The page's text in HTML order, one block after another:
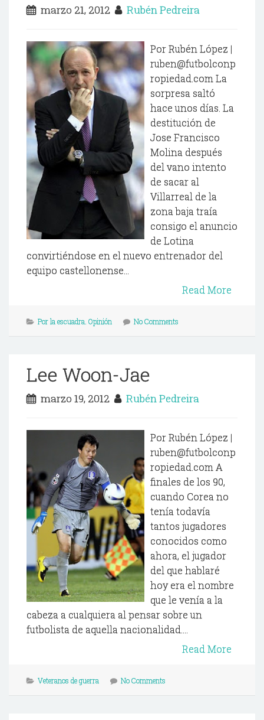
marzo 21, 2012 Rubén Pedreira
Por Rubén López |
ruben@futbolconp
ropiedad.com La
sorpresa saltó
hace unos días. La
destitución de
Jose Francisco
Molina después
del vano intento
de sacar al
Villarreal de la
zona baja traía
consigo el anuncio
de Lotina
convirtiéndose en el nuevo entrenador del
equipo castellonense...
Read More
Por la escuadra. Opinión No Comments
Lee Woon-Jae
marzo 19, 2012 Rubén Pedreira
Por Rubén López |
ruben@futbolconp
ropiedad.com A
finales de los 90,
cuando Corea no
tenía todavía
tantos jugadores
conocidos como
ahora, el jugador
del que hablaré
hoy era el nombre
que le venía a la
cabeza a cualquiera al pensar sobre un
futbolista de aquella nacionalidad....
Read More
Veteranos de guerra No Comments